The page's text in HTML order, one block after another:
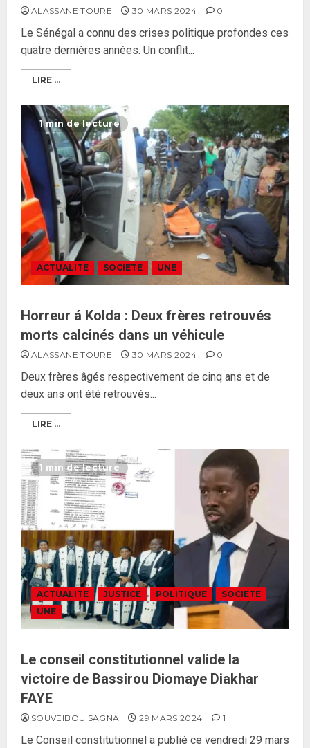
ALASSANE TOURE 30 MARS 2024 0
Le Sénégal a connu des crises politique profondes ces
quatre dernières années. Un conflit...
LIRE ...
1 min de lecture
ACTUALITE SOCIETE UNE
Horreur á Kolda : Deux frères retrouvés
morts calcinés dans un véhicule
ALASSANE TOURE 30 MARS 2024 0
Deux frères âgés respectivement de cinq ans et de
deux ans ont été retrouvés...
LIRE ...
1 min de lecture
ACTUALITE JUSTICE POLITIQUE
SOCIETE
UNE
Le conseil constitutionnel valide la
victoire de Bassirou Diomaye Diakhar
FAYE
SOUVEIBOU SAGNA 29 MARS 2024 1
Le Conseil constitutionnel a publié ce vendredi 29 mars